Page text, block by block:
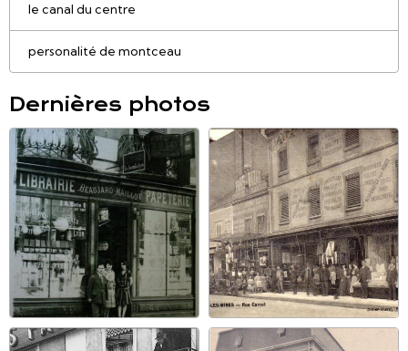
le canal du centre
personalité de montceau
Dernières photos